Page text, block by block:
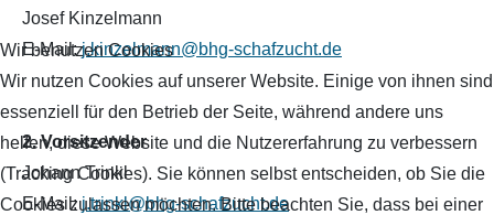
Josef Kinzelmann
E-Mail:j.kinzelmann@bhg-schafzucht.de
2. Vorsitzender
Johann Trinkl
E-Mail:j.trinkl@bhg-schafzucht.de
Wir benutzen Cookies
Wir nutzen Cookies auf unserer Website. Einige von ihnen sind
essenziell für den Betrieb der Seite, während andere uns
helfen, diese Website und die Nutzererfahrung zu verbessern
(Tracking Cookies). Sie können selbst entscheiden, ob Sie die
Cookies zulassen möchten. Bitte beachten Sie, dass bei einer